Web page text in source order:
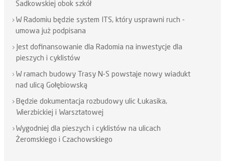
Sadkowskiej obok szkół
W Radomiu będzie system ITS, który usprawni ruch -
umowa już podpisana
Jest dofinansowanie dla Radomia na inwestycje dla
pieszych i cyklistów
W ramach budowy Trasy N-S powstaje nowy wiadukt
nad ulicą Gołębiowską
Będzie dokumentacja rozbudowy ulic Łukasika,
Wierzbickiej i Warsztatowej
Wygodniej dla pieszych i cyklistów na ulicach
Żeromskiego i Czachowskiego